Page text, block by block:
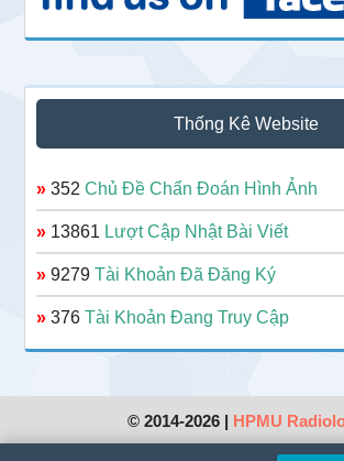
Thống Kê Website
» 352Chủ Đề Chẩn Đoán Hình Ảnh
» 13861 Lượt Cập Nhật Bài Viết
» 9279Tài Khoản Đã Đăng Ký
» 376Tài Khoản Đang Truy Cập
© 2014-2026 | HPMU